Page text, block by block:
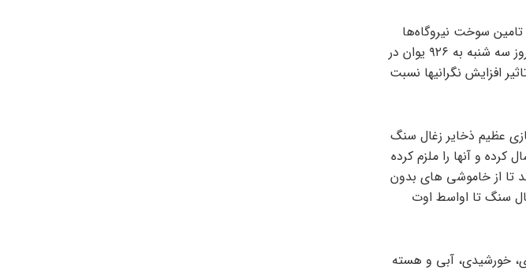
سوخت نیروگاه‌ها
است، تحت فشار بیشتری قرار داده است. بهای معاملات زغال سنگ حرارتی روز سه شنبه به ۹۲۶ یوان در
تحت تاثیر افزایش نگرانیها نسبت
عظیم ذخایر زغال سنگ
و آنها را ملزم کرده
مدت بیش از هفت روز تا ۲۱ ژوییه بپردازند تا از خاموشی های بدون
سنگ تا اواسط اوت
خورشیدی، آبی و هسته